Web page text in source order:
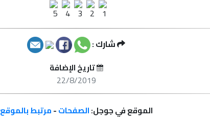
شارك :
تاريخ الإضافة
22/8/2019
الموقع في جوجل:الصفحات-مرتبط بالموقع